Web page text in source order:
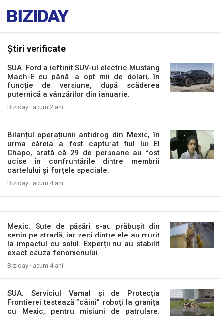
Știri verificate
SUA. Ford a ieftinit SUV-ul electric Mustang
Mach-E cu până la opt mii de dolari, în
funcție de versiune, după scăderea
puternică a vânzărilor din ianuarie.
Biziday · acum 2 ani
Bilanțul operațiunii antidrog din Mexic, în
urma căreia a fost capturat fiul lui El
Chapo, arată că 29 de persoane au fost
ucise în confruntările dintre membrii
cartelului și forțele speciale.
Biziday · acum 4 ani
Mexic. Sute de păsări s-au prăbușit din
senin pe stradă, iar zeci dintre ele au murit
la impactul cu solul. Experții nu au stabilit
exact cauza fenomenului.
Biziday · acum 4 ani
SUA. Serviciul Vamal şi de Protecţia
Frontierei testează ”câini” roboți la granița
cu Mexic, pentru misiuni de patrulare.